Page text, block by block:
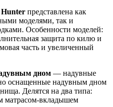
представлена как
моделями, так и
Особенности моделей:
защита по килю и
часть и увеличенный
дном — надувные
оснащенные надувным дном
Делятся на два типа:
матрасом-вкладышем